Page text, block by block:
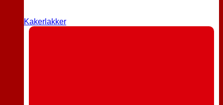
Kakerlakker